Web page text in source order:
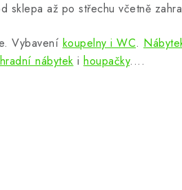
sklepa až po střechu včetně
Vybavení koupelny i WC.
nábytek i houpačky....